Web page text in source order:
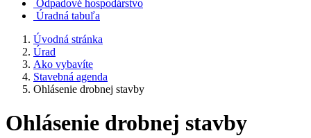
Odpadové hospodárstvo
Úradná tabuľa
Úvodná stránka
Úrad
Ako vybavíte
Stavebná agenda
Ohlásenie drobnej stavby
Ohlásenie drobnej stavby